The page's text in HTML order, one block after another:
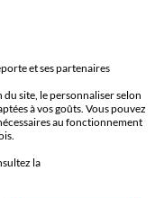
et ses partenaires
site, le personnaliser selon
à vos goûts. Vous pouvez
au fonctionnement
la